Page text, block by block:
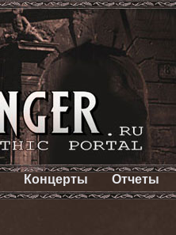
Концерты Отчеты